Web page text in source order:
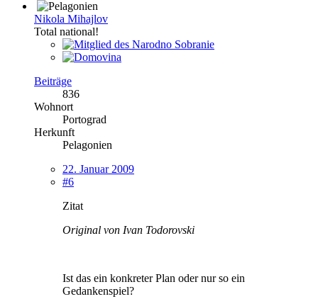
Nikola Mihajlov
Total national!
Beiträge
836
Wohnort
Portograd
Herkunft
Pelagonien
22. Januar 2009
#6
Zitat
Original von Ivan Todorovski
Ist das ein konkreter Plan oder nur so ein
Gedankenspiel?